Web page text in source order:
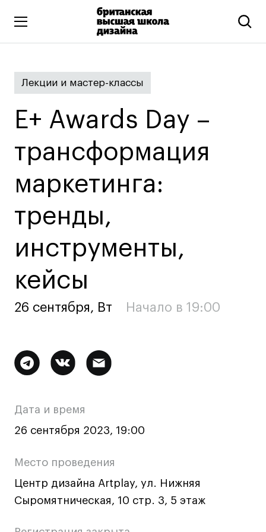
Искусство и дизайн
Бизнес и маркетинг
Все программы
Дополнительное образование
Иллюстрация
Современное искусство
Мода и стиль
Ювелирный дизайн
Фотография и видео
Бизнес и маркетинг
Среднесрочные
ИЗО и Керамика
Все программы
Онлайн-программы
Лекции и мастер-классы
E+ Awards Day –
трансформация
маркетинга:
тренды,
инструменты,
кейсы
26 сентября, Вт Начало в 19:00
Дополнительная
о
мероприятии
Дата и время
26 сентября 2023, 19:00
Место проведения
Центр дизайна Artplay, ул. Нижняя
Сыромятническая, 10 стр. 3, 5 этаж